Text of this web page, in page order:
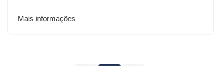
Mais informações